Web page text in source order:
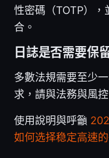
性密碼（TOTP）
合。
日誌是否需要保
多數法規需要至少
求，請與法務與風
使用說明與呼籲
如何选择稳定高速